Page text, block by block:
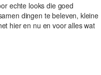
echte looks die goed
dingen te beleven, kleine
hier en nu en voor alles wat